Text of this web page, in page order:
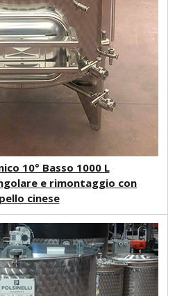
10° Basso 1000 L
e rimontaggio con
cinese